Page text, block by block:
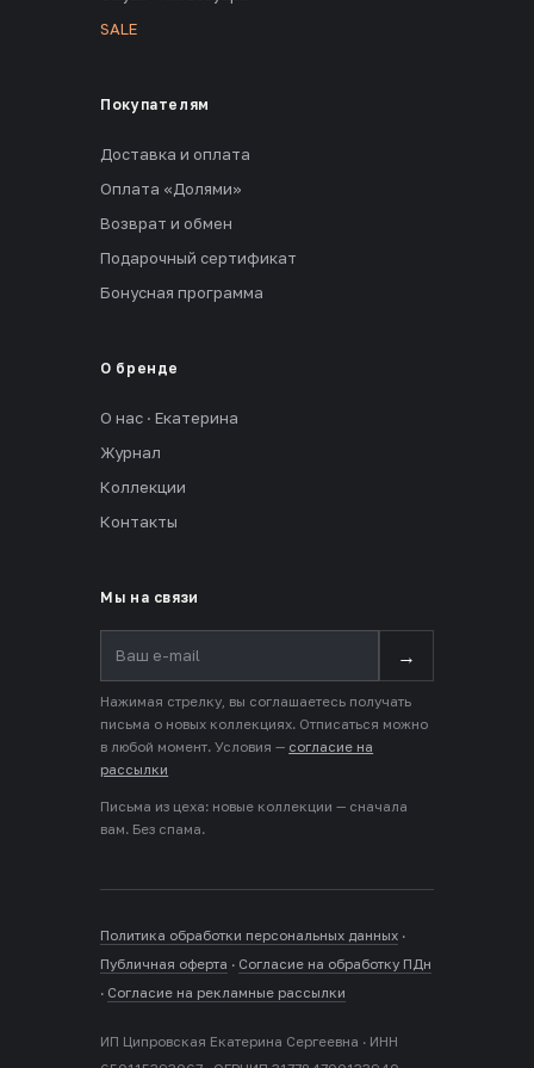
SALE
Покупателям
Доставка и оплата
Оплата «Долями»
Возврат и обмен
Подарочный сертификат
Бонусная программа
О бренде
О нас · Екатерина
Журнал
Коллекции
Контакты
Мы на связи
→
Нажимая стрелку, вы соглашаетесь получать
письма о новых коллекциях. Отписаться можно
в любой момент. Условия — согласие на
рассылки
Письма из цеха: новые коллекции — сначала
вам. Без спама.
Политика обработки персональных данных ·
Публичная оферта · Согласие на обработку ПДн
· Согласие на рекламные рассылки
ИП Ципровская Екатерина Сергеевна · ИНН